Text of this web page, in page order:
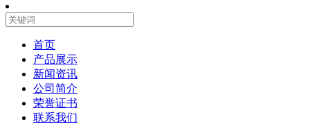
首页
产品展示
新闻资讯
公司简介
荣誉证书
联系我们